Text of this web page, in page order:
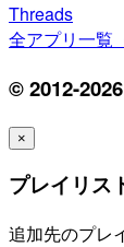
Threads
全アプリ一覧
© 2012-
×
プレイリス
追加先のプレ